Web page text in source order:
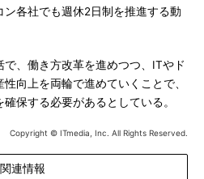
各社でも週休2日制を推進する動
、働き方改革を進めつつ、ITやド
向上を両輪で進めていくことで、
保する必要があるとしている。
Copyright © ITmedia, Inc. All Rights Reserved.
関連情報